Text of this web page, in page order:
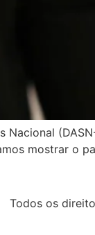
mostrar o
Todos os